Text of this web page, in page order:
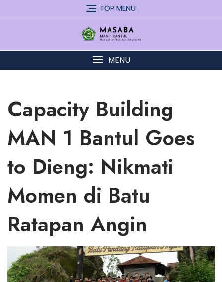
to
TOP MENU
MENU
Capacity Building
MAN 1 Bantul Goes
to Dieng: Nikmati
Momen di Batu
Ratapan Angin